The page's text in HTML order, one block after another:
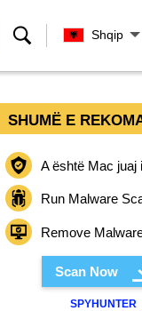
Kërko Shqip
SHUMË E
A është Mac juaj
Run Malware
Remove
Scan Now
SPYHUNTER